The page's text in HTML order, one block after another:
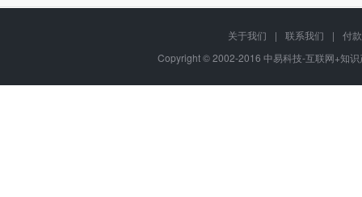
关于我们 | 联系我们 |
付
Copyright © 2002-2016 中易科技-互联网+知